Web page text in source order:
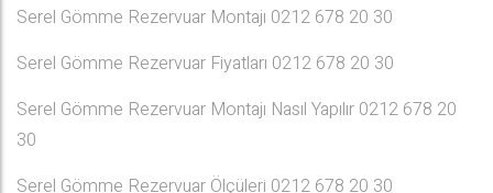
Serel Gömme Rezervuar Montajı 0212 678 20 30
Serel Gömme Rezervuar Fiyatları 0212 678 20 30
Serel Gömme Rezervuar Montajı Nasıl Yapılır 0212 678 20
30
Serel Gömme Rezervuar Ölçüleri 0212 678 20 30